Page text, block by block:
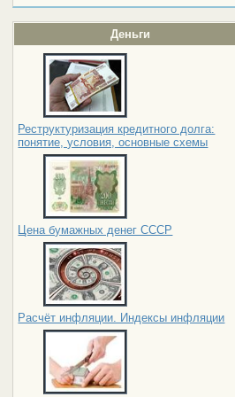
Деньги
Реструктуризация кредитного долга:
понятие, условия, основные схемы
Цена бумажных денег СССР
Расчёт инфляции. Индексы инфляции